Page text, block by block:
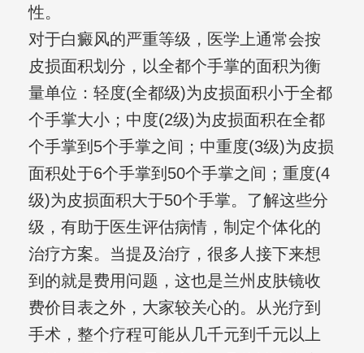
性。
对于白癜风的严重等级，医学上通常会按
皮损面积划分，以全都个手掌的面积为衡
量单位：轻度(全都级)为皮损面积小于全都
个手掌大小；中度(2级)为皮损面积在全都
个手掌到5个手掌之间；中重度(3级)为皮损
面积处于6个手掌到50个手掌之间；重度(4
级)为皮损面积大于50个手掌。了解这些分
级，有助于医生评估病情，制定个体化的
治疗方案。当提及治疗，很多人接下来想
到的就是费用问题，这也是兰州皮肤镜收
费价目表之外，大家较关心的。从光疗到
手术，整个疗程可能从几千元到千元以上